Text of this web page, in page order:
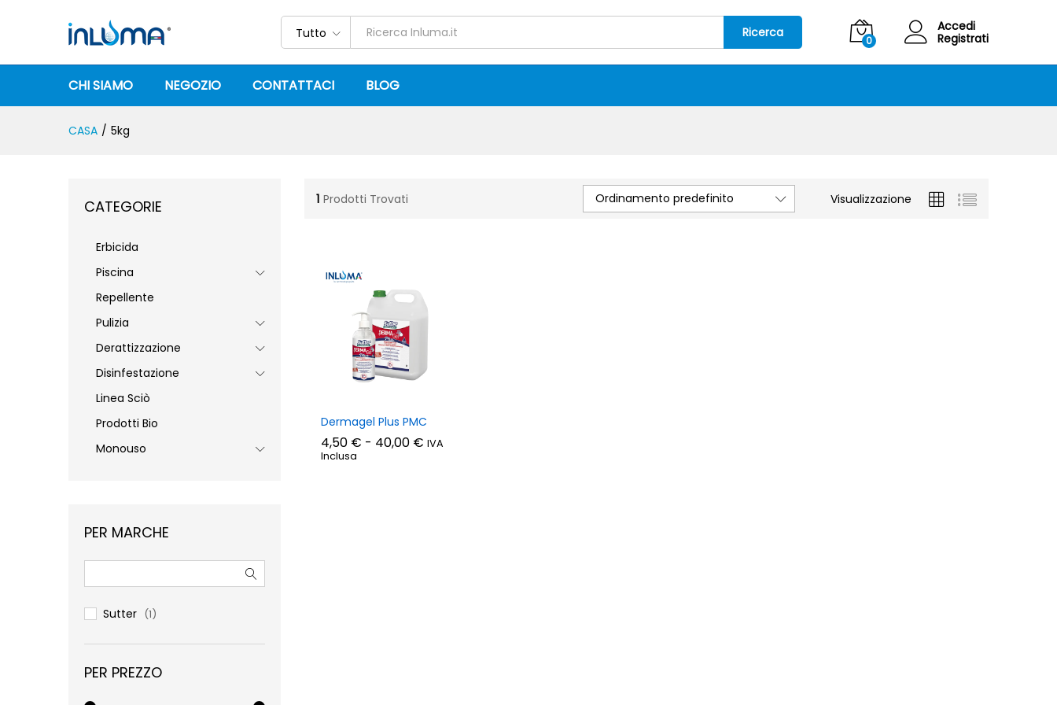
Tutto Ricerca
0
Accedi
Registrati
CHI SIAMO NEGOZIO CONTATTACI BLOG
CASA / 5kg
1 Prodotti Trovati Visualizzazione
Ordinamento predefinito
Dermagel Plus PMC
4,50 € - 40,00 € Fascia
IVA
Inclusa
CATEGORIE
Erbicida
Piscina
Repellente
Pulizia
Derattizzazione
Disinfestazione
Linea Sciò
Prodotti Bio
Monouso
PER MARCHE
Sutter (1)
PER PREZZO